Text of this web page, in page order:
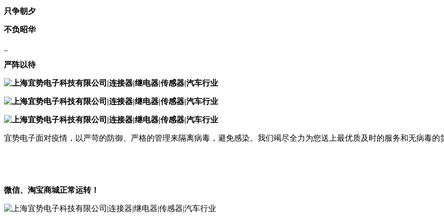
只争朝夕
不负昭华
严阵以待
宜势电子面对疫情，以严苛的防御、严格的管理来隔离病毒，避免感染。我们竭尽全力为您送上最优质及时的服务和无病毒
微信、淘宝商城正常运转！